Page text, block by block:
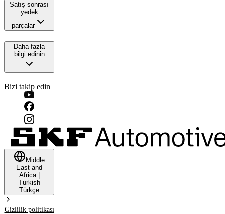
Satış sonrası
yedek
parçalar
Daha fazla
bilgi edinin
Bizi takip edin
Middle
East and
Africa|
Turkish
Türkçe
Gizlilik politikası